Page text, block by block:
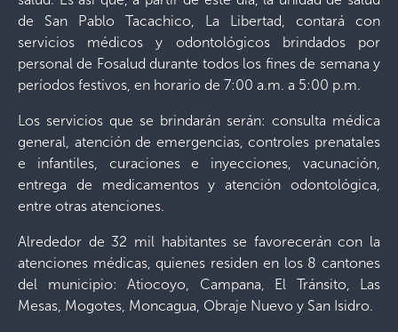
de San Pablo Tacachico, La Libertad, contará con
servicios médicos y odontológicos brindados por
personal de Fosalud durante todos los fines de semana y
períodos festivos, en horario de 7:00 a.m. a 5:00 p.m.
Los servicios que se brindarán serán: consulta médica
general, atención de emergencias, controles prenatales
e infantiles, curaciones e inyecciones, vacunación,
entrega de medicamentos y atención odontológica,
entre otras atenciones.
Alrededor de 32 mil habitantes se favorecerán con la
atenciones médicas, quienes residen en los 8 cantones
del municipio: Atiocoyo, Campana, El Tránsito, Las
Mesas, Mogotes, Moncagua, Obraje Nuevo y San Isidro.